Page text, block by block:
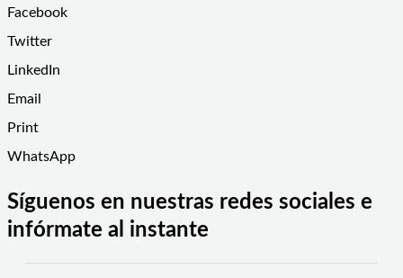
Facebook
Twitter
LinkedIn
Email
Print
WhatsApp
Síguenos en nuestras redes sociales e
infórmate al instante